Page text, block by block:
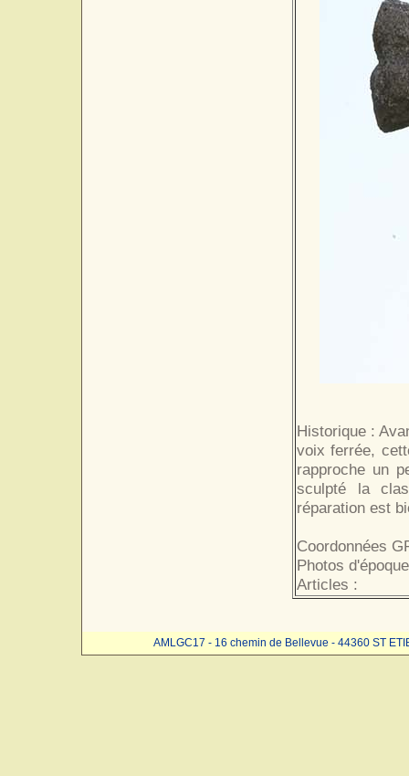
Historique :
voix ferrée,
rapproche un
sculpté la
réparation est
Coordonnées
Photos
Articles :
AMLGC17 - 16 chemin de Bellevue - 44360 ST